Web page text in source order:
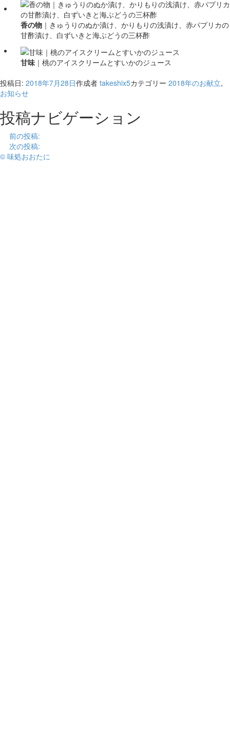
香の物 ｜ きゅうりのぬか漬け、かりもりの浅漬け、赤パプリカの
甘酢漬け、白ずいきと海ぶどうの三杯酢
甘味 ｜ 桃のアイスクリームとすいかのジュース
投稿日: 2018年7月28日作成者 takeshix5カテゴリー 2018年のお献立,
お知らせ
投稿ナビゲーション
前の投稿:
次の投稿:
© 味処おおたに